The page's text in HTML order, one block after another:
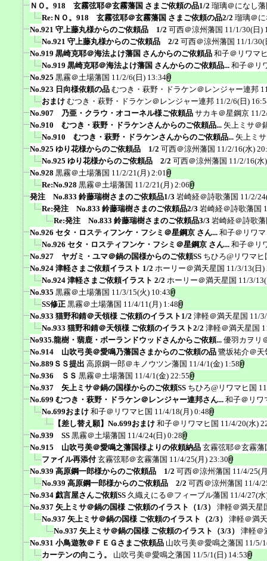
ＮＯ。918 玄霧弦耶＠玄霧藩国 さまご依頼の品1/2 瑠璃＠になし
Re:ＮＯ。918 玄霧弦耶＠玄霧藩国 さまご依頼の品2/2 瑠璃＠
No.921 守上藤丸様からのご依頼品 1/2 可西＠涼州藩国 11/1/30(日)
No.921 守上藤丸様からのご依頼品 2/2 可西＠涼州藩国 11/1/30(
No.919 黒崎克耶＠海法よけ藩国 さんからのご依頼品 和子＠リワマ
No.919 黒崎克耶＠海法よけ藩国 さんからのご依頼品... 和子＠リ
No.925 黒霧＠土場藩国 11/2/6(日) 13:34
No.923 日向様依頼の品 むつき・萩野・ドラケン＠レンジャー連邦
おまけ むつき・萩野・ドラケン＠レンジャー連邦 11/2/6(日)
No.907 乃亜・クラウ・オコーネル様ご依頼品 サカキ＠星鋼京 11/
No.910 むつき・萩野・ドラケンさんからのご依頼品... 矢上ミサ＠
No.910 むつき・萩野・ドラケンさんからのご依頼品... 矢上ミ
No.925 ゆり花様からのご依頼品 1/2 可西＠涼州藩国 11/2/16(水)
No.925 ゆり花様からのご依頼品 2/2 可西＠涼州藩国 11/2/16(水
No.928 黒霧＠土場藩国 11/2/21(月) 2:01
Re:No.928 黒霧＠土場藩国 11/2/21(月) 2:06
発注 No.833 鈴藤瑞樹さまのご依頼品1/3 岩崎経＠詩歌藩国 11/2/
Re:発注 No.833 鈴藤瑞樹さまのご依頼品2/3 岩崎経＠詩歌藩国
Re:発注 No.833 鈴藤瑞樹さまのご依頼品3/3 岩崎経＠詩歌
No.926 セタ・ロスティフンケ・フシミ＠星鋼京 さん... 和子＠リワ
No.926 セタ・ロスティフンケ・フシミ＠星鋼京 さん... 和子＠リ
No.927 ヤガミ・ユマ＠鍋の国様からのご依頼SS ちひろ@リワマヒ
No.924 津軽さまご依頼イラスト 1/2 ホーリー＠満天星国 11/3/13(日)
No.924 津軽さまご依頼イラスト 2/2 ホーリー＠満天星国 11/3/
No.935 黒霧＠土場藩国 11/3/15(火) 10:43
SS修正 黒霧＠土場藩国 11/4/11(月) 1:48
No.933 猫野和錆＠天領様 ご依頼のイラスト1/2 津軽＠満天星国 11/
No.933 猫野和錆＠天領様 ご依頼のイラスト2/2 津軽＠満天星国
No935.龍樹・翡鹿・ボーランドウッドさんからご依頼... 優羽カヲリ
No.914 山吹弓美＠愛鳴乃藩国さまからのご依頼の品 鷺坂祐介＠天
No.889ＳＳ提出 高原鋼一郎＠キノウツン藩国 11/4/1(金) 1:58
No.936 ＳＳ 黒霧＠土場藩国 11/4/1(金) 22:55
No.937 矢上ミサ＠鍋の国様からのご依頼SS ちひろ@リワマヒ国
No.699 むつき・萩野・ドラケン＠レンジャー連邦さん... 和子＠リワ
No.699おまけ 和子＠リワマヒ国 11/4/18(月) 0:48
【差し替え願】No.699おまけ 和子＠リワマヒ国 11/4/20(水)
No.939 SS 黒霧＠土場藩国 11/4/24(日) 0:28
No.915 山吹弓美＠愛鳴之藩国様よりの依頼納品 玄霧弦耶＠玄霧藩
ファイル再添付 玄霧弦耶＠玄霧藩国 11/4/25(月) 23:30
No.939 高原鋼一郎様からのご依頼品 1/2 可西＠涼州藩国 11/4/25(
No.939 高原鋼一郎様からのご依頼品 2/2 可西＠涼州藩国 11/4/
No.934 戯言屋さんご依頼SS 久織えにる＠フィーブル藩国 11/4/27(
No.937 矢上ミサ＠鍋の国様 ご依頼のイラスト（1/3）
津軽＠満天星
No.937 矢上ミサ＠鍋の国様 ご依頼のイラスト（2/3）
津軽＠満
No.937 矢上ミサ＠鍋の国様 ご依頼のイラスト（3/3）
津軽＠
No.931 小鳥遊敦＠ＦＥＧさまご依頼品 山吹弓美＠愛鳴之藩国 11/5/
カーテンの向こう。
山吹弓美＠愛鳴之藩国 11/5/1(日) 14:53